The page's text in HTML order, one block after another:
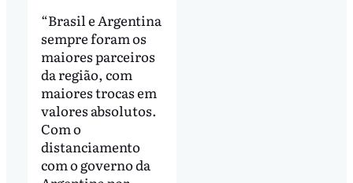
“Brasil e Argentina
sempre foram os
maiores parceiros
da região, com
maiores trocas em
valores absolutos.
Com o
distanciamento
com o governo da